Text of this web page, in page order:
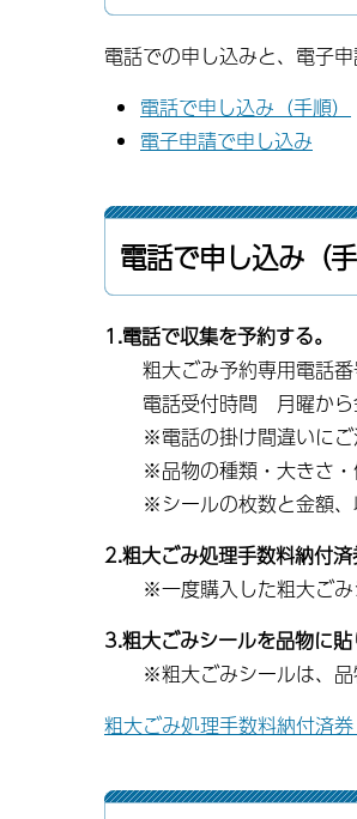
電話での申し込みと、電子
電話で申し込み（手順）
電子申請で申し込み
電話で申し込み（手
1.電話で収集を予約する。
粗大ごみ予約専用電話
電話受付時間 月曜から
※電話の掛け間違いにご注
※品物の種類・大きさ・
※シールの枚数と金額、
2.粗大ごみ処理手数料納付
※一度購入した粗大ごみ
3.粗大ごみシールを品物に
※粗大ごみシールは、品
粗大ごみ処理手数料納付済